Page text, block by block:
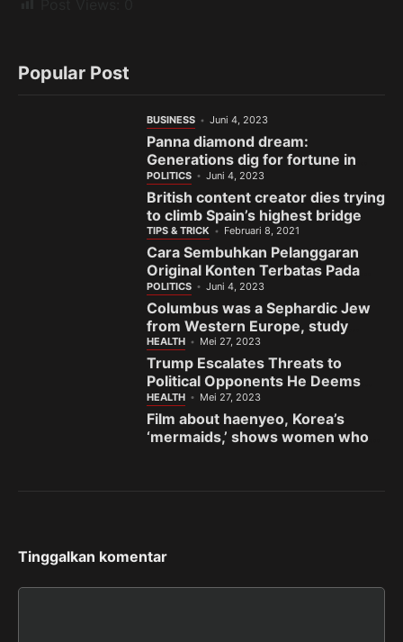
Popular Post
BUSINESS Juni 4, 2023
Panna diamond dream:
Generations dig for fortune in
India’s gem town
POLITICS Juni 4, 2023
British content creator dies trying
to climb Spain’s highest bridge
TIPS & TRICK Februari 8, 2021
Cara Sembuhkan Pelanggaran
Original Konten Terbatas Pada
Fanspage Facebook
POLITICS Juni 4, 2023
Columbus was a Sephardic Jew
from Western Europe, study
finds
HEALTH Mei 27, 2023
Trump Escalates Threats to
Political Opponents He Deems
the ‘Enemy’
HEALTH Mei 27, 2023
Film about haenyeo, Korea’s
‘mermaids,’ shows women who
Tinggalkan komentar